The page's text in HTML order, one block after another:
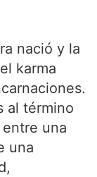
nació y la
karma
al término
una
una